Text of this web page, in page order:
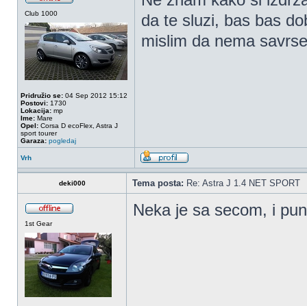
Club 1000
Pridružio se: 04 Sep 2012 15:12
Postovi: 1730
Lokacija: mp
Ime: Mare
Opel: Corsa D ecoFlex, Astra J
sport tourer
Garaza: pogledaj
da te sluzi, bas bas
mislim da nema
Vrh
deki000 Tema posta: Re: Astra J 1.4 NET SPORT
1st Gear
Neka je sa secom, i